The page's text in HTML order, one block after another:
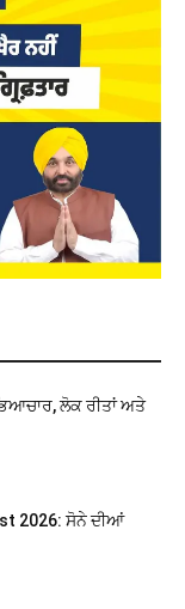
ਲੋਕ ਰੀਤਾਂ ਅਤੇ
2026: ਸੋਨੇ ਦੀਆਂ